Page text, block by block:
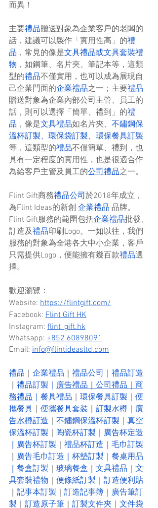
而異！
主要禮品贈送對象為企業客戶的老闆的
話，建議可以製作「實用性高」的禮
品 ，常見的像是文具禮品或文具套裝禮
物 ，如鋼筆、名片夾、筆記本等，這類
型的禮品不僅實用，也可以成為展現自
己企業門面的企業禮品之一；主要禮品
贈送對象為企業內部公司主管、員工的
話，則可以選擇「簡單、禮到」的禮
品 ，像是文具禮品如名片夾、 不鏽鋼保
溫杯訂製、 環保袋訂製、 環保餐具訂製
等，這類型的禮品不僅簡單、禮到，也
具有一定程度的實用性，也是很適合作
為給客戶主管及員工的公司禮品之一。
Flint Gift商務禮品公司於2018年成立，
為Flint Ideas的新創 企業禮品 品牌。
Flint Gift服務的範圍包括企業禮品批發、
訂造及禮品印刷Logo。一如以往，我們
服務的對象為全港各大中小企業，客戶
只需提供Logo，便能擁有幾百款禮品選
擇。
歡迎瀏覽：
Website: https://flintgift.com/
Facebook: Flint Gift HK
Instagram: flint_gift.hk
Whatsapp: +852 60898091
Email: info@flintideasltd.com
禮品 企業禮品 禮品公司
禮品訂造
禮品訂製 廣告禮品｜公司禮品｜商
務禮品
餐具禮品 環保餐具訂製
便
攜餐具
便攜餐具套裝 訂製水樽
廣
告水樽訂造
不鏽鋼保溫杯訂製
真空
保溫杯訂製
陶瓷杯訂製
廣告杯定造
廣告杯訂製 禮品杯訂造
毛巾訂製
廣告毛巾訂造 杯墊訂製
餐桌用品
餐盒訂製 玻璃餐盒 文具禮品
文
具套裝禮物
便條紙訂製
訂造便利貼
記事本訂製 訂造記事簿
廣告筆訂
製
訂造原子筆 訂製文件夾
文件袋